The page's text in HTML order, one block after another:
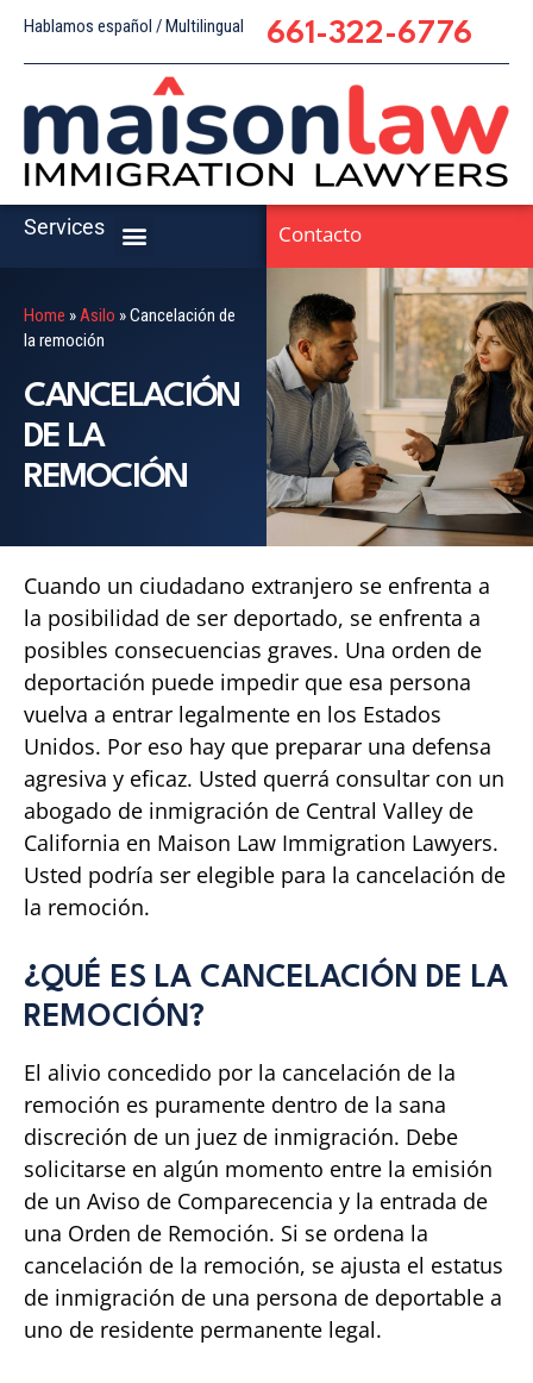
Hablamos español / Multilingual 661-322-6776
Services Contacto
Home »Asilo »Cancelación de
la remoción
CANCELACIÓN
DE LA
REMOCIÓN
Cuando un ciudadano extranjero se enfrenta a
la posibilidad de ser deportado, se enfrenta a
posibles consecuencias graves. Una orden de
deportación puede impedir que esa persona
vuelva a entrar legalmente en los Estados
Unidos. Por eso hay que preparar una defensa
agresiva y eficaz. Usted querrá consultar con un
abogado de inmigración de Central Valley de
California en Maison Law Immigration Lawyers.
Usted podría ser elegible para la cancelación de
la remoción.
¿QUÉ ES LA CANCELACIÓN DE LA
REMOCIÓN?
El alivio concedido por la cancelación de la
remoción es puramente dentro de la sana
discreción de un juez de inmigración. Debe
solicitarse en algún momento entre la emisión
de un Aviso de Comparecencia y la entrada de
una Orden de Remoción. Si se ordena la
cancelación de la remoción, se ajusta el estatus
de inmigración de una persona de deportable a
uno de residente permanente legal.